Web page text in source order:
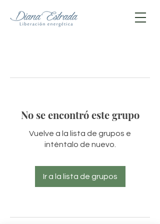
No se encontró este grupo
Vuelve a la lista de grupos e
inténtalo de nuevo.
Ir a la lista de grupos